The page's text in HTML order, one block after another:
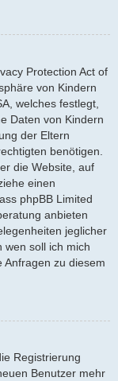
Protection Act of
von Kindern
welches festlegt,
Daten von Kindern
der Eltern
benötigen.
die Website, auf
einen
phpBB Limited
anbieten
jeglicher
wen soll ich mich
Anfragen zu diesem
Registrierung
Benutzer mehr